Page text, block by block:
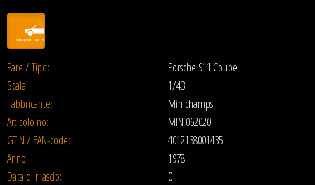
Fare / Tipo:
Porsche 911 Coupe
Scala:
1/43
Fabbricante:
Minichamps
Articolo no:
MIN 062020
GTIN / EAN-code:
4012138001435
Anno:
1978
Data di rilascio:
0